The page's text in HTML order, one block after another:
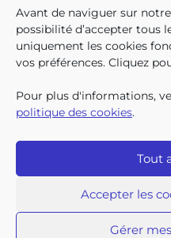
Avant de naviguer sur
possibilité d’accepter tous
uniquement les cookies
vos préférences. Cliquez
Pour plus d'informations,
politique des cookies.
Tout
Accepter les
Gérer
supplément social en plus
montant de base de leurs
QUI
TRAVAILLER
TOUTES LES
CONTACTEZ-
PRESSE
PLAINTES
Iriscare • 71 rue
Déclaration
Protection des
Clause de non-